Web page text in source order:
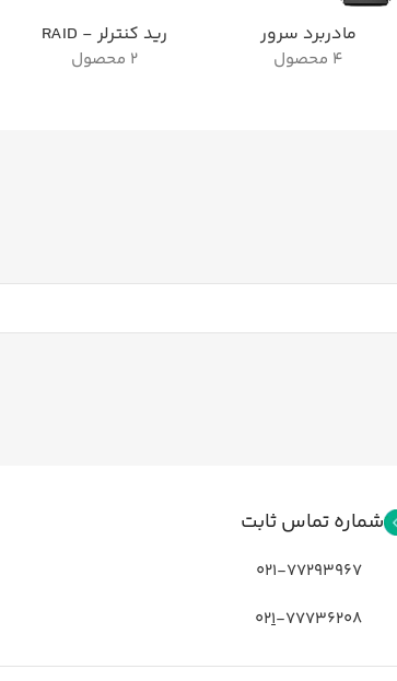
مادربرد سرور
4 محصول
رید کنترلر - RAID
2 محصول
شماره تماس ثابت
021-77293967
021-77736208